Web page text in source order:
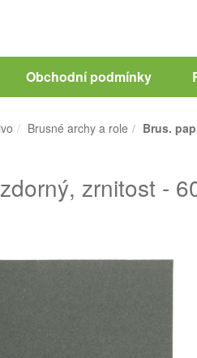
Obchodní podmínky
Brusné archy a role Brus.
zrnitost -